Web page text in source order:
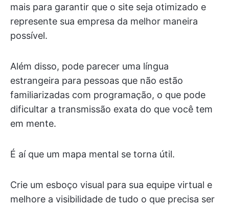
mais para garantir que o site seja otimizado e
represente sua empresa da melhor maneira
possível.
Além disso, pode parecer uma língua
estrangeira para pessoas que não estão
familiarizadas com programação, o que pode
dificultar a transmissão exata do que você tem
em mente.
É aí que um mapa mental se torna útil.
Crie um esboço visual para sua equipe virtual e
melhore a visibilidade de tudo o que precisa ser